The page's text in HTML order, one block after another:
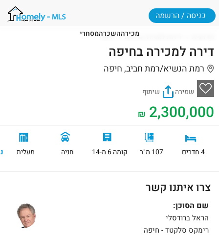
מכירההשכרהמסחרי
כניסה / הרשמה
דירות למכירה בחיפה חיפה
דירה למכירה בחיפה
רמת הנשיא/רמת חביב, חיפה
שמירה שיתוף
2,300,000
₪
4 חדרים 107 מ"ר קומה 6 מ-14 חניה מעלית
צרו איתנו קשר
שם הסוכן:
הראל ברודסלי
רימקס סלקטד - חיפה